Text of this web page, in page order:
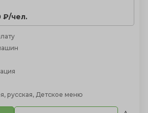
₽/чел.
русская, Детское меню